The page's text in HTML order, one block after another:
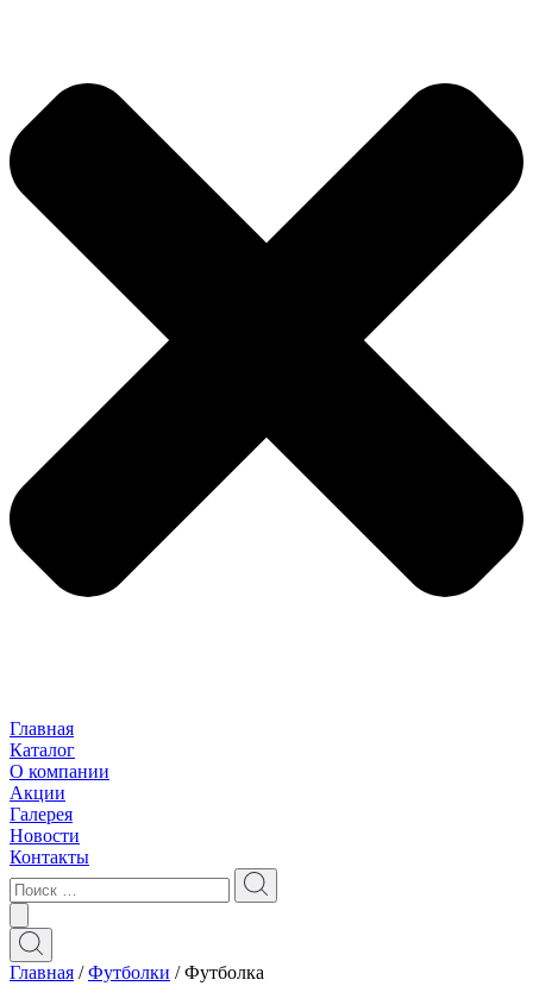
Главная
Каталог
О компании
Акции
Галерея
Новости
Контакты
Главная /Футболки / Футболкa